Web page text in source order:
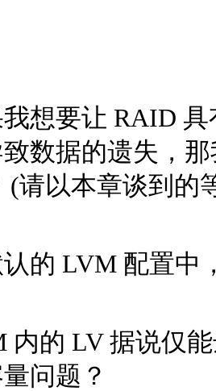
想要让 RAID
数据的遗失，
(请以本章谈到的
的 LVM 配置中
内的 LV 据说仅
问题？